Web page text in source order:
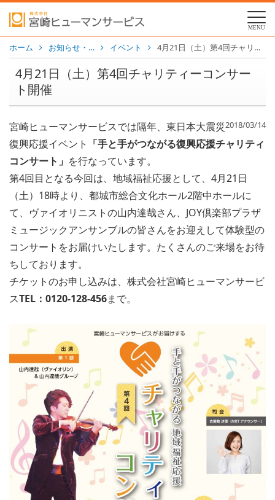
MENU
ホーム お知らせ・… イベント 4月21日（土）第4回チャリティーコンサート開催
4月21日（土）第4回チャリティーコンサー
ト開催
2018/03/14
宮崎ヒューマンサービスでは隔年、東日本大震災
復興応援イベント 「手と手がつながる復興応援チャリティ
コンサート」 を行なっています。
第4回目となる今回は、地域福祉応援として、4月21日
（土）18時より、都城市総合文化ホール2階中ホールに
て、ヴァイオリニストの山内達哉さん、JOY倶楽部プラザ
ミュージックアンサンブルの皆さんをお迎えして体験型の
コンサートをお届けいたします。たくさんのご来場をお待
ちしております。
チケットのお申し込みは、株式会社宮崎ヒューマンサービ
スTEL：0120-128-456まで。